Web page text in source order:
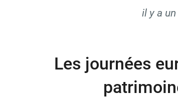
il y a un
Les journées